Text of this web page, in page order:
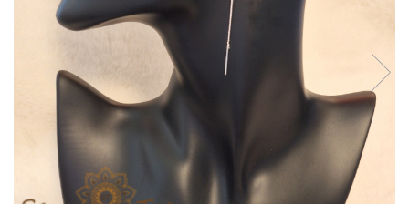
Verighete
Bijuterii din argint placate cu aur